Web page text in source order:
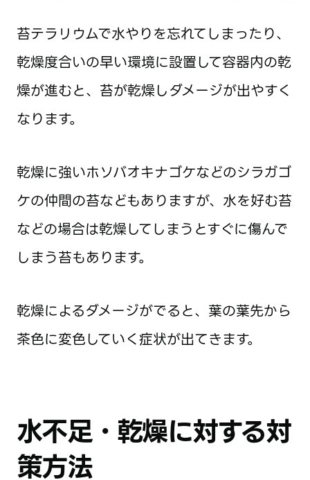
苔テラリウムで水やりを忘れてしまったり、
乾燥度合いの早い環境に設置して容器内の乾
燥が進むと、苔が乾燥しダメージが出やすく
なります。
乾燥に強いホソバオキナゴケなどのシラガゴ
ケの仲間の苔などもありますが、水を好む苔
などの場合は乾燥してしまうとすぐに傷んで
しまう苔もあります。
乾燥によるダメージがでると、葉の葉先から
茶色に変色していく症状が出てきます。
水不足・乾燥に対する対
策方法